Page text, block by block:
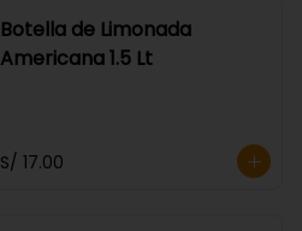
Botella de Limonada
Americana 1.5 Lt
S/ 17.00